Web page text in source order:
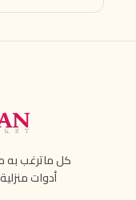
كل ماترغب به
أدوات